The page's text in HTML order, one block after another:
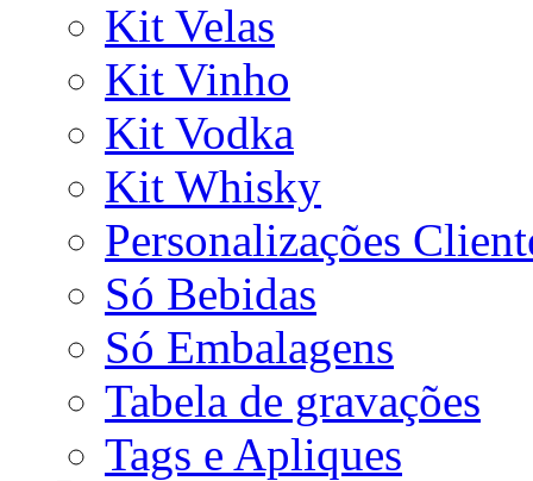
Kit Velas
Kit Vinho
Kit Vodka
Kit Whisky
Personalizações
Só Bebidas
Só Embalagens
Tabela de gravações
Tags e Apliques